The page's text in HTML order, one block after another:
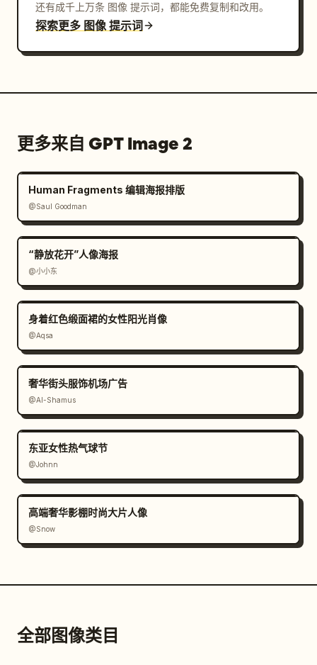
还有成千上万条 图像 提示词，都能免费复制和改用。
探索更多 图像 提示词
更多来自 GPT Image 2
Human Fragments 编辑海报排版
@Saul Goodman
“静放花开”人像海报
@小小东
身着红色缎面裙的女性阳光肖像
@Aqsa
奢华街头服饰机场广告
@Al-Shamus
东亚女性热气球节
@Johnn
高端奢华影棚时尚大片人像
@Snow
全部图像类目